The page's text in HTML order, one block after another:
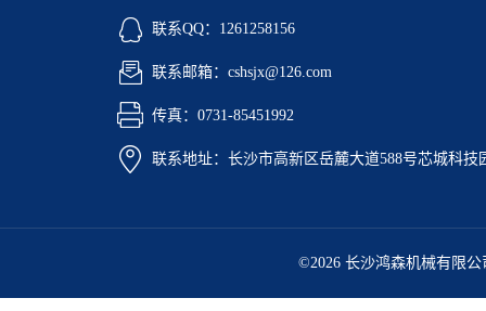
联系QQ：1261258156
联系邮箱：cshsjx@126.com
传真：0731-85451992
联系地址：长沙市高新区岳麓大道588号芯城科技
©2026 长沙鸿森机械有限